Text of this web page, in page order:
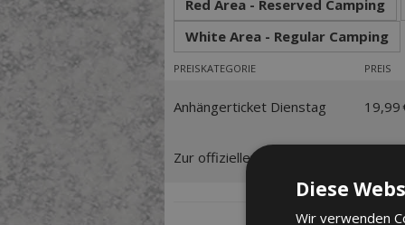
Red Area - Reserved Camping
White Area - Regular Camping
PREISKATEGORIE PREIS
Anhängerticket Dienstag 19,99
Zur offiziellen Ticketbörse
Diese
Wir verwenden